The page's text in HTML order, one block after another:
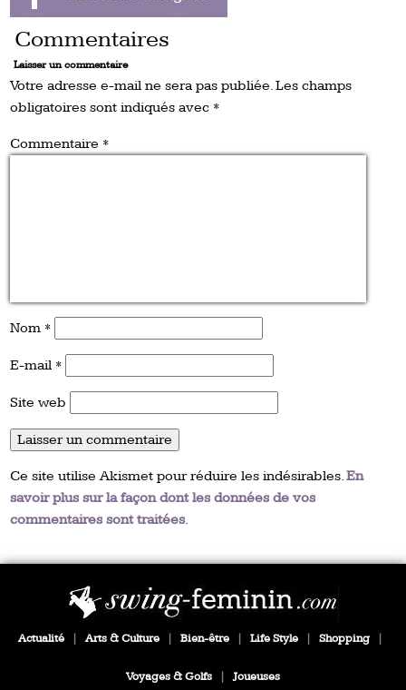
Commentaires
Laisser un commentaire
Votre adresse e-mail ne sera pas publiée.Les champs
obligatoires sont indiqués avec *
Commentaire *
Nom *
E-mail *
Site web
Ce site utilise Akismet pour réduire les indésirables.En
savoir plus sur la façon dont les données de vos
commentaires sont traitées.
Actualité Arts & Culture Bien-être Life Style Shopping
Voyages & Golfs Joueuses